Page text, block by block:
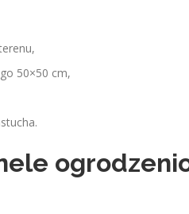
50×50 cm,